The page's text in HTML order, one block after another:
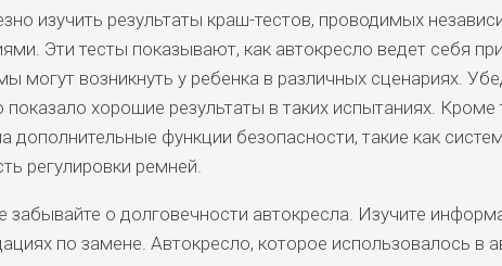
изучить результаты краш-тестов, проводимых
Эти тесты показывают, как автокресло ведет себя
могут возникнуть у ребенка в различных сценариях.
показало хорошие результаты в таких испытаниях. Кроме
дополнительные функции безопасности, такие как
регулировки ремней.
забывайте о долговечности автокресла. Изучите
по замене. Автокресло, которое использовалось в